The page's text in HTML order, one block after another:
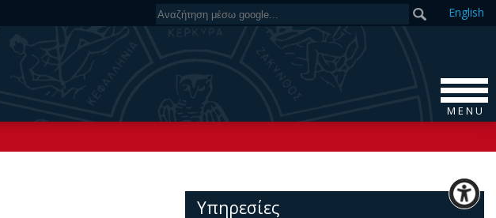
English
M E N U
Υπηρεσίες